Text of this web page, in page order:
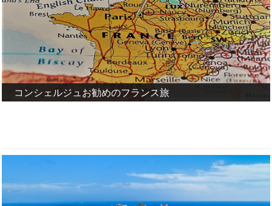
コンシェルジュお勧めのフランス旅